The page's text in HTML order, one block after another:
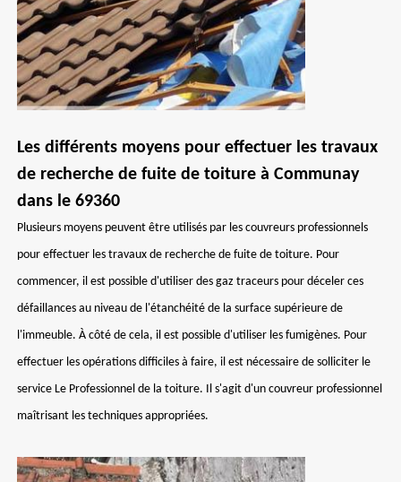
Les différents moyens pour effectuer les travaux
de recherche de fuite de toiture à Communay
dans le 69360
Plusieurs moyens peuvent être utilisés par les couvreurs professionnels
pour effectuer les travaux de recherche de fuite de toiture. Pour
commencer, il est possible d'utiliser des gaz traceurs pour déceler ces
défaillances au niveau de l'étanchéité de la surface supérieure de
l'immeuble. À côté de cela, il est possible d'utiliser les fumigènes. Pour
effectuer les opérations difficiles à faire, il est nécessaire de solliciter le
service Le Professionnel de la toiture. Il s'agit d'un couvreur professionnel
maîtrisant les techniques appropriées.